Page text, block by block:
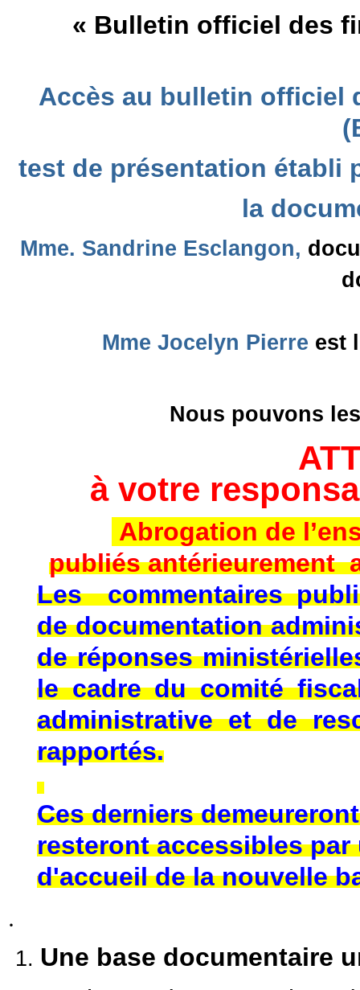
« Bulletin officiel des
Accès au bulletin officiel
test de présentation établi
la
Mme. Sandrine Esclangon,
Mme Jocelyn Pierre est
Nous pouvons
à votre
Abrogation de
publiés antérieurement
Les commentaires
de documentation
de réponses
le cadre du comité
administrative et de
rapportés.
Ces derniers
resteront accessibles
d'accueil de la nouvelle
.
Une base documentaire